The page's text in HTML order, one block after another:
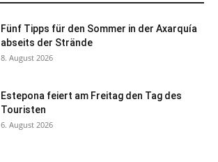
Fünf Tipps für den Sommer in der Axarquía
abseits der Strände
8. August 2026
Estepona feiert am Freitag den Tag des
Touristen
6. August 2026